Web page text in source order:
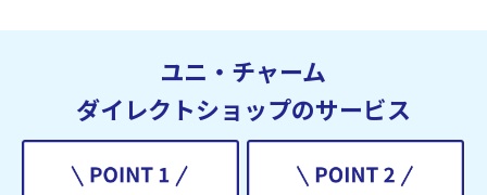
ユニ・チャーム
ダイレクトショップのサービス